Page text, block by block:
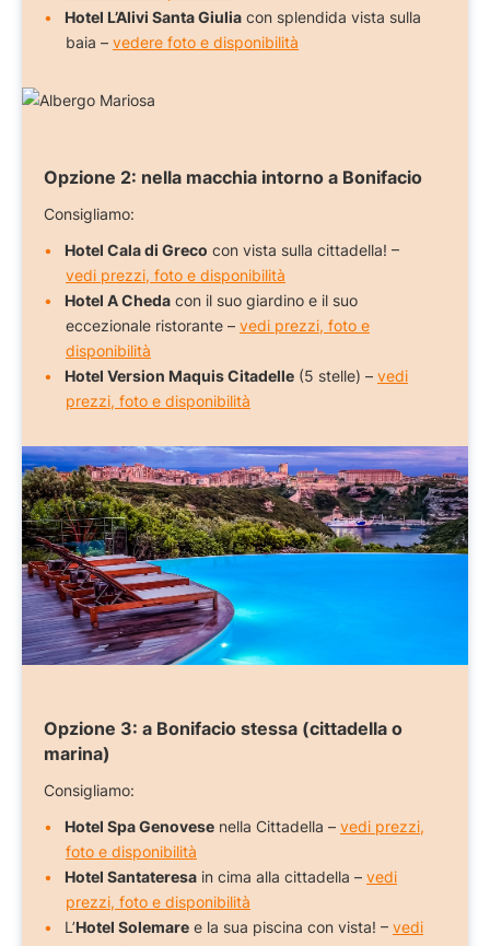
Hotel L’Alivi Santa Giulia con splendida vista sulla
baia – vedere foto e disponibilità
Opzione 2: nella macchia intorno a Bonifacio
Consigliamo:
Hotel Cala di Greco con vista sulla cittadella! –
vedi prezzi, foto e disponibilità
Hotel A Cheda con il suo giardino e il suo
eccezionale ristorante – vedi prezzi, foto e
disponibilità
Hotel Version Maquis Citadelle (5 stelle) – vedi
prezzi, foto e disponibilità
Opzione 3: a Bonifacio stessa (cittadella o
marina)
Consigliamo:
Hotel Spa Genovese nella Cittadella – vedi prezzi,
foto e disponibilità
Hotel Santateresa in cima alla cittadella – vedi
prezzi, foto e disponibilità
L’Hotel Solemare e la sua piscina con vista! – vedi